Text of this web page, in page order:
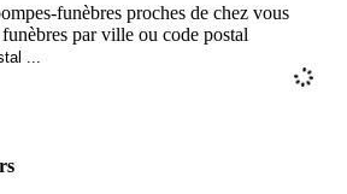
funèbres proches de chez vous
par ville ou code postal